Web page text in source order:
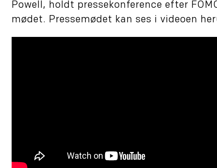
Powell, holdt pressekonference efter
mødet. Pressemødet kan ses i videoen